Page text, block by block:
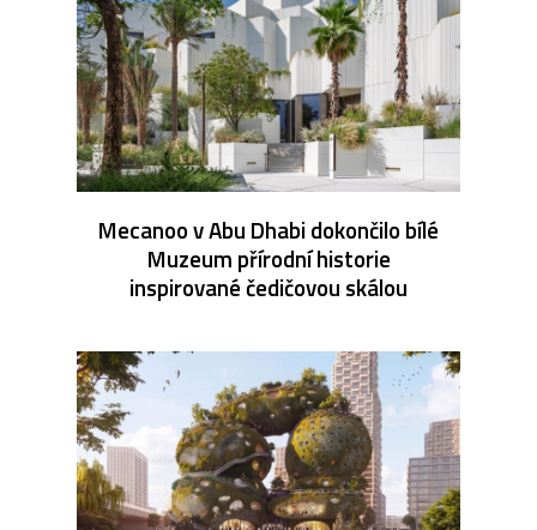
Mecanoo v Abu Dhabi dokončilo bílé
Muzeum přírodní historie
inspirované čedičovou skálou